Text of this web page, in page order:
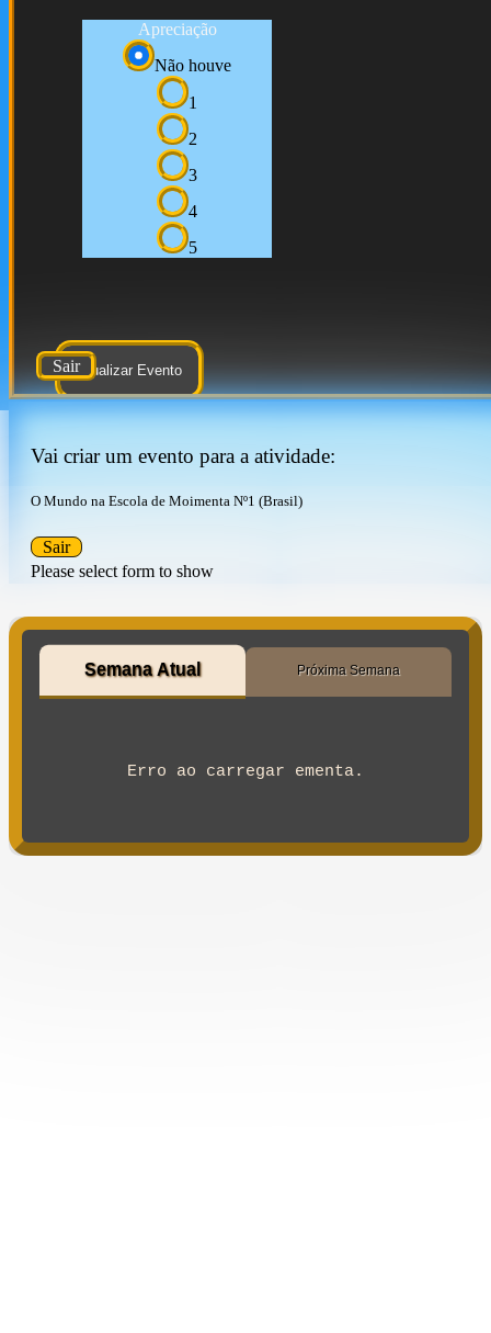
Apreciação
Não houve
1
2
3
4
5
Atualizar Evento
Sair
Vai criar um evento para a atividade:
O Mundo na Escola de Moimenta Nº1 (Brasil)
Please select form to show
Sair
Semana Atual Próxima Semana
Erro ao carregar ementa.